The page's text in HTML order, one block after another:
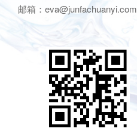
邮箱：eva@junfachuanyi.com